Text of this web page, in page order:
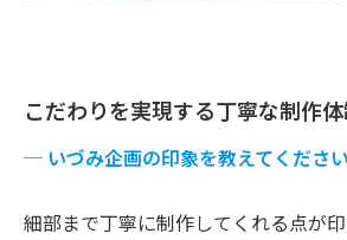
こだわりを実現する丁寧な制作
─ いづみ企画の印象を教えてください
細部まで丁寧に制作してくれる点が